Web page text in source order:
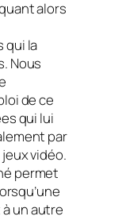
alors
qui la
Nous
de ce
qui lui
par
vidéo.
permet
un autre